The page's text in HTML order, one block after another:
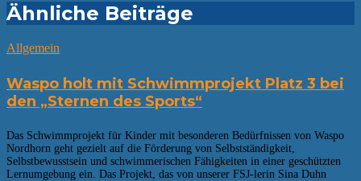
Ähnliche Beiträge
Allgemein
Waspo holt mit Schwimmprojekt Platz 3 bei
den „Sternen des Sports“
Das Schwimmprojekt für Kinder mit besonderen Bedürfnissen von Waspo
Nordhorn geht gezielt auf die Förderung von Selbstständigkeit,
Selbstbewusstsein und schwimmerischen Fähigkeiten in einer geschützten
Lernumgebung ein. Das Projekt, das von unserer FSJ-lerin Sina Duhn